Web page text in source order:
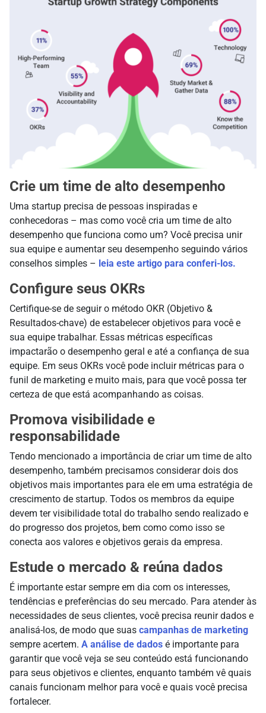
Crie um time de alto desempenho
Uma startup precisa de pessoas inspiradas e
conhecedoras – mas como você cria um time de alto
desempenho que funciona como um? Você precisa unir
sua equipe e aumentar seu desempenho seguindo vários
conselhos simples – leia este artigo para conferi-los.
Configure seus OKRs
Certifique-se de seguir o método OKR (Objetivo &
Resultados-chave) de estabelecer objetivos para você e
sua equipe trabalhar. Essas métricas específicas
impactarão o desempenho geral e até a confiança de sua
equipe. Em seus OKRs você pode incluir métricas para o
funil de marketing e muito mais, para que você possa ter
certeza de que está acompanhando as coisas.
Promova visibilidade e
responsabilidade
Tendo mencionado a importância de criar um time de alto
desempenho, também precisamos considerar dois dos
objetivos mais importantes para ele em uma estratégia de
crescimento de startup. Todos os membros da equipe
devem ter visibilidade total do trabalho sendo realizado e
do progresso dos projetos, bem como como isso se
conecta aos valores e objetivos gerais da empresa.
Estude o mercado & reúna dados
É importante estar sempre em dia com os interesses,
tendências e preferências do seu mercado. Para atender às
necessidades de seus clientes, você precisa reunir dados e
analisá-los, de modo que suas campanhas de marketing
sempre acertem. A análise de dados é importante para
garantir que você veja se seu conteúdo está funcionando
para seus objetivos e clientes, enquanto também vê quais
canais funcionam melhor para você e quais você precisa
fortalecer.